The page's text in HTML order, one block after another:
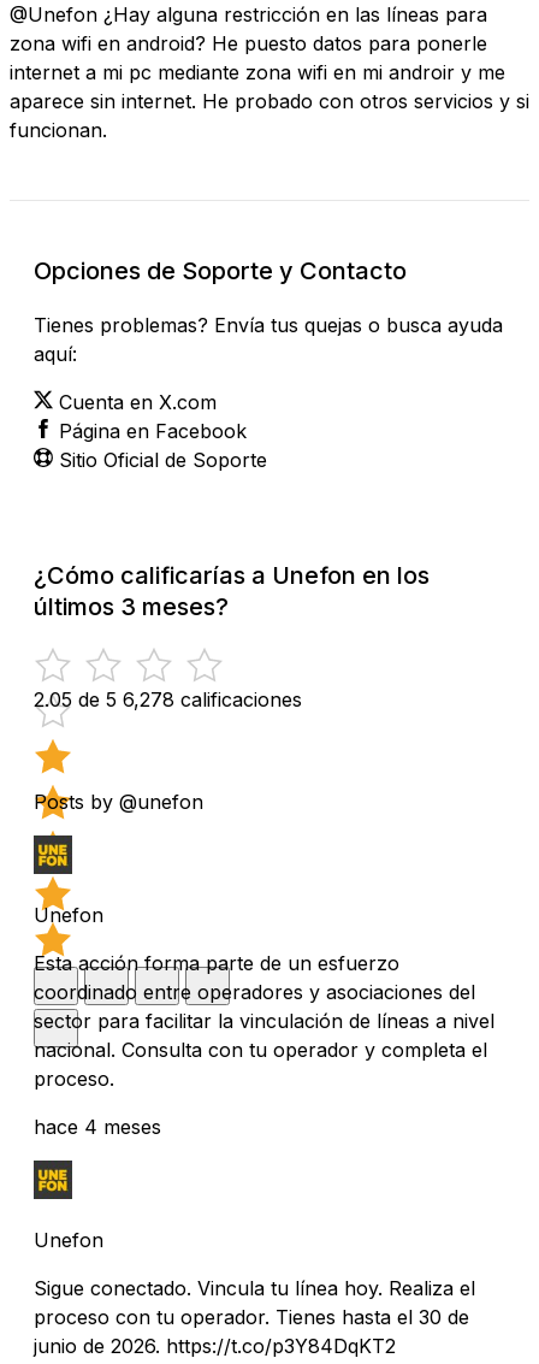
@Unefon ¿Hay alguna restricción en las líneas para
zona wifi en android? He puesto datos para ponerle
internet a mi pc mediante zona wifi en mi androir y me
aparece sin internet. He probado con otros servicios y si
funcionan.
Opciones de Soporte y Contacto
Tienes problemas? Envía tus quejas o busca ayuda
aquí:
Cuenta en X.com
Página en Facebook
Sitio Oficial de Soporte
¿Cómo calificarías a Unefon en los
últimos 3 meses?
2.05 de 5 6,278 calificaciones
Posts by @unefon
Unefon
Esta acción forma parte de un esfuerzo
coordinado entre operadores y asociaciones del
sector para facilitar la vinculación de líneas a nivel
nacional. Consulta con tu operador y completa el
proceso.
hace 4 meses
Unefon
Sigue conectado. Vincula tu línea hoy. Realiza el
proceso con tu operador. Tienes hasta el 30 de
junio de 2026. https://t.co/p3Y84DqKT2